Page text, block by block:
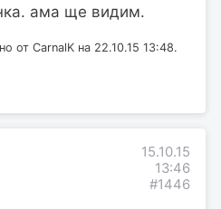
ама ще видим.
от CarnalK на 22.10.15 13:48.
15.10.15
13:46
#1446